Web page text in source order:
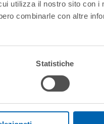
utilizza il nostro sito con i
combinarle con altre
Statistiche